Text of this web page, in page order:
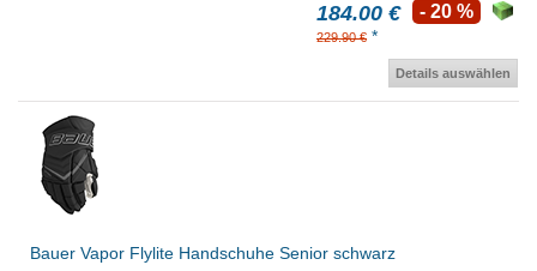
184.00 €
229.90 € *
- 20 %
Details auswählen
Bauer Vapor Flylite Handschuhe Senior schwarz